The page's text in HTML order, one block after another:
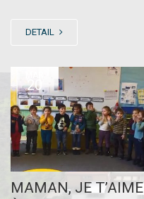
DETAIL
20
MAMAN, JE T’AIME